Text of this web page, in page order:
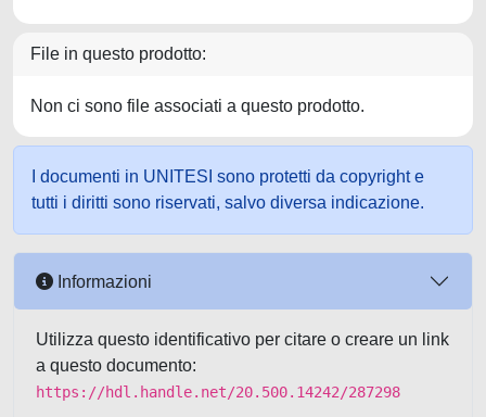
File in questo prodotto:
Non ci sono file associati a questo prodotto.
I documenti in UNITESI sono protetti da copyright e
tutti i diritti sono riservati, salvo diversa indicazione.
Informazioni
Utilizza questo identificativo per citare o creare un link
a questo documento:
https://hdl.handle.net/20.500.14242/287298